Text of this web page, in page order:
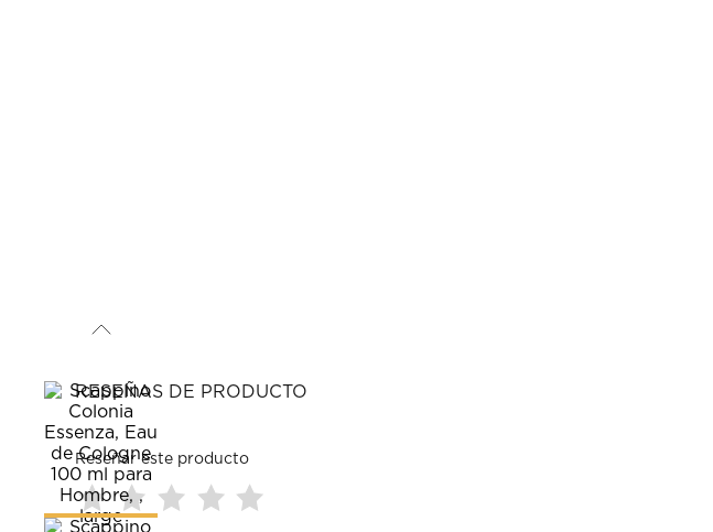
RESEÑAS DE PRODUCTO
Reseñar este producto
Seleccionar
Seleccionar
Seleccionar